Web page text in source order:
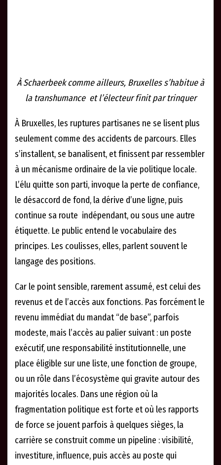
À Schaerbeek comme ailleurs, Bruxelles s’habitue à
la transhumance et l’électeur finit par trinquer
À Bruxelles, les ruptures partisanes ne se lisent plus
seulement comme des accidents de parcours. Elles
s’installent, se banalisent, et finissent par ressembler
à un mécanisme ordinaire de la vie politique locale.
L’élu quitte son parti, invoque la perte de confiance,
le désaccord de fond, la dérive d’une ligne, puis
continue sa route indépendant, ou sous une autre
étiquette. Le public entend le vocabulaire des
principes. Les coulisses, elles, parlent souvent le
langage des positions.
Car le point sensible, rarement assumé, est celui des
revenus et de l’accès aux fonctions. Pas forcément le
revenu immédiat du mandat “de base”, parfois
modeste, mais l’accès au palier suivant : un poste
exécutif, une responsabilité institutionnelle, une
place éligible sur une liste, une fonction de groupe,
ou un rôle dans l’écosystème qui gravite autour des
majorités locales. Dans une région où la
fragmentation politique est forte et où les rapports
de force se jouent parfois à quelques sièges, la
carrière se construit comme un pipeline : visibilité,
investiture, influence, puis accès au poste qui